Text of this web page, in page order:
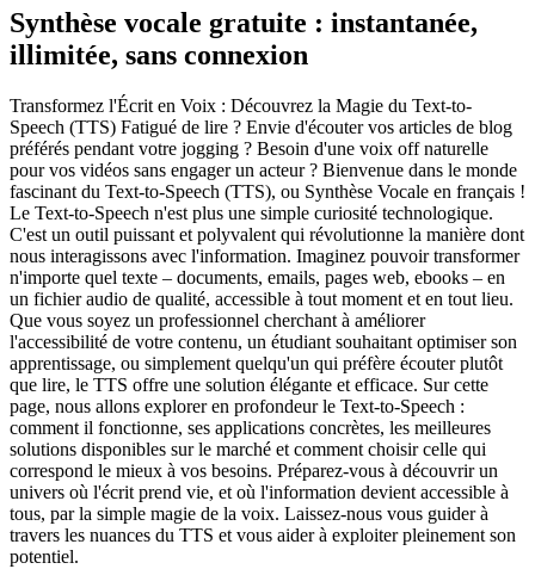
Synthèse vocale gratuite : instantanée,
illimitée, sans connexion
Transformez l'Écrit en Voix : Découvrez la Magie du Text-to-
Speech (TTS) Fatigué de lire ? Envie d'écouter vos articles de blog
préférés pendant votre jogging ? Besoin d'une voix off naturelle
pour vos vidéos sans engager un acteur ? Bienvenue dans le monde
fascinant du Text-to-Speech (TTS), ou Synthèse Vocale en français !
Le Text-to-Speech n'est plus une simple curiosité technologique.
C'est un outil puissant et polyvalent qui révolutionne la manière dont
nous interagissons avec l'information. Imaginez pouvoir transformer
n'importe quel texte – documents, emails, pages web, ebooks – en
un fichier audio de qualité, accessible à tout moment et en tout lieu.
Que vous soyez un professionnel cherchant à améliorer
l'accessibilité de votre contenu, un étudiant souhaitant optimiser son
apprentissage, ou simplement quelqu'un qui préfère écouter plutôt
que lire, le TTS offre une solution élégante et efficace. Sur cette
page, nous allons explorer en profondeur le Text-to-Speech :
comment il fonctionne, ses applications concrètes, les meilleures
solutions disponibles sur le marché et comment choisir celle qui
correspond le mieux à vos besoins. Préparez-vous à découvrir un
univers où l'écrit prend vie, et où l'information devient accessible à
tous, par la simple magie de la voix. Laissez-nous vous guider à
travers les nuances du TTS et vous aider à exploiter pleinement son
potentiel.